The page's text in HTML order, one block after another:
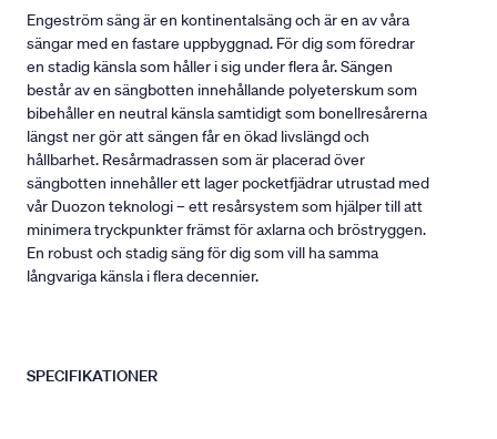
Engeström säng är en kontinentalsäng och är en av våra
sängar med en fastare uppbyggnad. För dig som föredrar
en stadig känsla som håller i sig under flera år. Sängen
består av en sängbotten innehållande polyeterskum som
bibehåller en neutral känsla samtidigt som bonellresårerna
längst ner gör att sängen får en ökad livslängd och
hållbarhet. Resårmadrassen som är placerad över
sängbotten innehåller ett lager pocketfjädrar utrustad med
vår Duozon teknologi – ett resårsystem som hjälper till att
minimera tryckpunkter främst för axlarna och bröstryggen.
En robust och stadig säng för dig som vill ha samma
långvariga känsla i flera decennier.
SPECIFIKATIONER